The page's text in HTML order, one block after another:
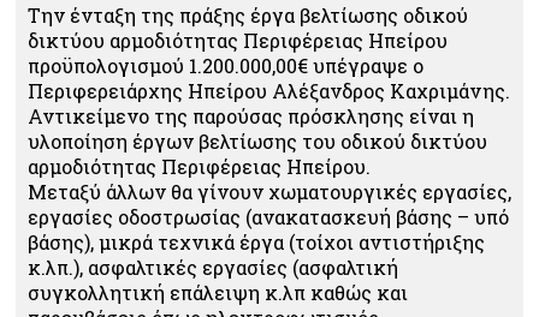
Την ένταξη της πράξης έργα βελτίωσης οδικού
δικτύου αρμοδιότητας Περιφέρειας Ηπείρου
προϋπολογισμού 1.200.000,00€ υπέγραψε ο
Περιφερειάρχης Ηπείρου Αλέξανδρος Καχριμάνης.
Αντικείμενο της παρούσας πρόσκλησης είναι η
υλοποίηση έργων βελτίωσης του οδικού δικτύου
αρμοδιότητας Περιφέρειας Ηπείρου.
Μεταξύ άλλων θα γίνουν χωματουργικές εργασίες,
εργασίες οδοστρωσίας (ανακατασκευή βάσης – υπό
βάσης), μικρά τεχνικά έργα (τοίχοι αντιστήριξης
κ.λπ.), ασφαλτικές εργασίες (ασφαλτική
συγκολλητική επάλειψη κ.λπ καθώς και